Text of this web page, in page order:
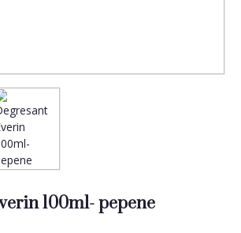
100ml- pepene